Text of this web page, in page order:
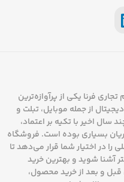
فرنا یکی از پرآوازه‌ترین
از جمله موبایل، تبلت و
اخیر با تکیه بر اعتماد،
بسیاری بوده است. فروشگاه
را در اختیار شما قرار می‌دهد تا
آشنا شوید و بهترین خرید
و بعد از خرید محصول،